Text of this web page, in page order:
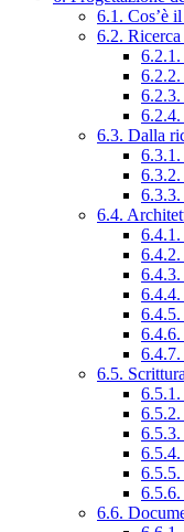
6.1. Cos’è
6.2.
6.2.3.
6.3. Dalla
6.3.1.
6.3.2.
6.4.
6.4.1.
6.4.2.
6.4.6.
6.4.7.
6.5.
6.5.1.
6.5.6.
6.6.